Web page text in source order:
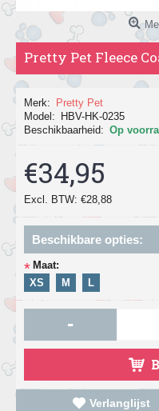
Pretty Pet Fleece
Merk:
Pretty Pet
Model:
HBV-HK-0235
Beschikbaarheid: Op
€34,95
Excl. BTW: €28,88
Beschikbare opties:
* Maat:
XS
M L
-
Verlanglijst